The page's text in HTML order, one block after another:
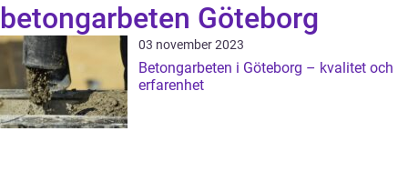
betongarbeten Göteborg
03 november 2023
Betongarbeten i Göteborg – kvalitet och
erfarenhet